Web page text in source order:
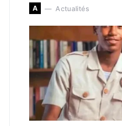
A Actualités